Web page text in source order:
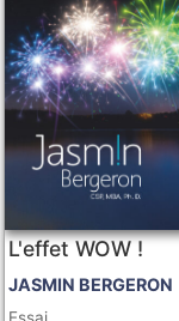
L'effet WOW !
JASMIN BERGERON
Essai